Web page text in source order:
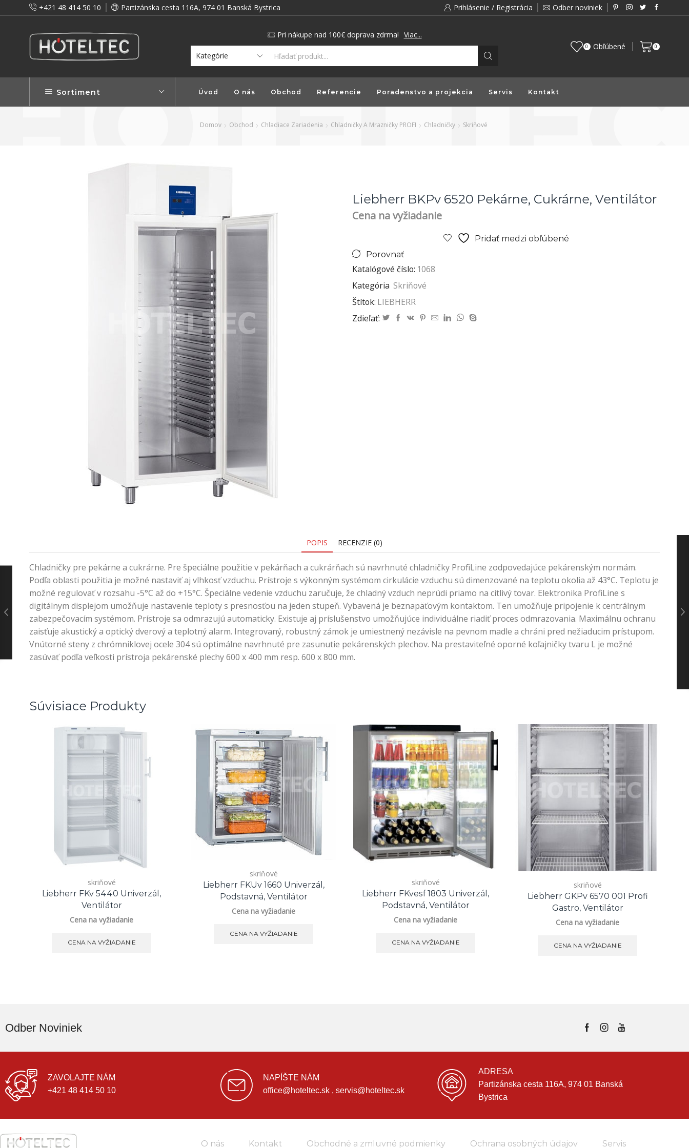
+421 48 414 50 10 Partizánska cesta 116A, 974 01 Banská Bystrica Prihlásenie / Registrácia Odber noviniek
a preto vám prinášame vernostné zľavy! Pri nákupe nad 100€ doprava zdrma! Viac...
0 Obľúbené 0
Sortiment Úvod O nás Obchod Referencie Poradenstvo a projekcia Servis Kontakt
Domov Obchod Chladiace Zariadenia Chladničky A Mrazničky PROFI Chladničky Skriňové
Liebherr BKPv 6520 Pekárne, Cukrárne, Ventilátor
Cena na vyžiadanie
Pridať medzi obľúbené
Porovnať
Katalógové číslo: 1068
Kategória Skriňové
Štítok: LIEBHERR
Zdieľať:
POPIS RECENZIE (0)
Chladničky pre pekárne a cukrárne. Pre špeciálne použitie v pekárňach a cukrárňach sú navrhnuté chladničky ProfiLine zodpovedajúce pekárenským normám.
Podľa oblasti použitia je možné nastaviť aj vlhkosť vzduchu. Prístroje s výkonným systémom cirkulácie vzduchu sú dimenzované na teplotu okolia až 43°C. Teplotu je
možné regulovať v rozsahu -5°C až do +15°C. Špeciálne vedenie vzduchu zaručuje, že chladný vzduch neprúdi priamo na citlivý tovar. Elektronika ProfiLine s
digitálnym displejom umožňuje nastavenie teploty s presnosťou na jeden stupeň. Vybavená je beznapäťovým kontaktom. Ten umožňuje pripojenie k centrálnym
zabezpečovacím systémom. Prístroje sa odmrazujú automaticky. Existuje aj príslušenstvo umožňujúce individuálne riadiť proces odmrazovania. Maximálnu ochranu
zaisťuje akustický a optický dverový a teplotný alarm. Integrovaný, robustný zámok je umiestnený nezávisle na pevnom madle a chráni pred nežiaducim prístupom.
Vnútorné steny z chrómniklovej ocele 304 sú optimálne navrhnuté pre zasunutie pekárenských plechov. Na prestaviteľné oporné koľajničky tvaru L je možné
zasúvať podľa veľkosti prístroja pekárenské plechy 600 x 400 mm resp. 600 x 800 mm.
Súvisiace Produkty
skriňové
Liebherr FKv 5440 Univerzál,
Ventilátor
Cena na vyžiadanie
CENA NA VYŽIADANIE
skriňové
Liebherr FKUv 1660 Univerzál,
Podstavná, Ventilátor
Cena na vyžiadanie
CENA NA VYŽIADANIE
skriňové
Liebherr FKvesf 1803 Univerzál,
Podstavná, Ventilátor
Cena na vyžiadanie
CENA NA VYŽIADANIE
skriňové
Liebherr GKPv 6570 001 Profi
Gastro, Ventilátor
Cena na vyžiadanie
CENA NA VYŽIADANIE
Odber Noviniek
ZAVOLAJTE NÁM
+421 48 414 50 10
NAPÍŠTE NÁM
office@hoteltec.sk , servis@hoteltec.sk
ADRESA
Partizánska cesta 116A, 974 01 Banská
Bystrica
O nás Kontakt Obchodné a zmluvné podmienky Ochrana osobných údajov Servis